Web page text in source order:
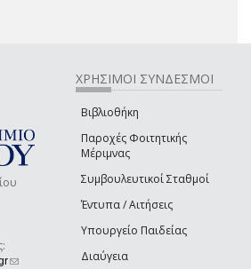
(link sends e-mail)
ΧΡΗΣΙΜΟΙ ΣΥΝΔΕΣΜΟΙ
Βιβλιοθήκη
Παροχές Φοιτητικής
Μέριμνας
Συμβουλευτικοί Σταθμοί
Έντυπα / Αιτήσεις
Υπουργείο Παιδείας
Διαύγεια